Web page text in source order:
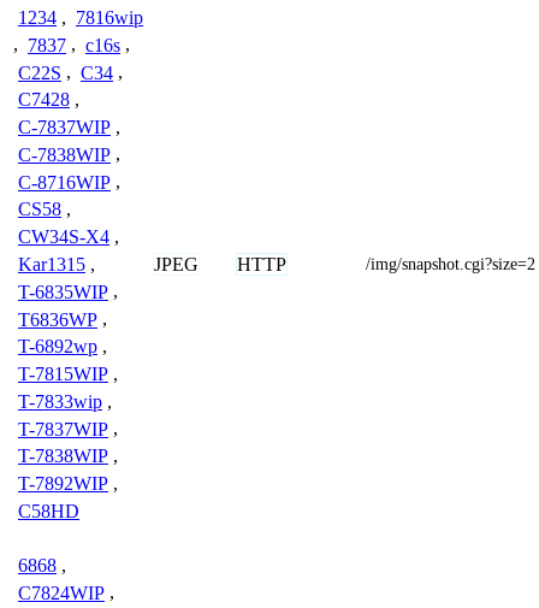
1234 , 7816wip
, 7837 , c16s ,
C22S , C34 ,
C7428 ,
C-7837WIP ,
C-7838WIP ,
C-8716WIP ,
CS58 ,
CW34S-X4 ,
Kar1315 ,
T-6835WIP ,
T6836WP ,
T-6892wp ,
T-7815WIP ,
T-7833wip ,
T-7837WIP ,
T-7838WIP ,
T-7892WIP ,
C58HD
JPEG HTTP /img/snapshot.cgi?size=2
6868 ,
C7824WIP ,